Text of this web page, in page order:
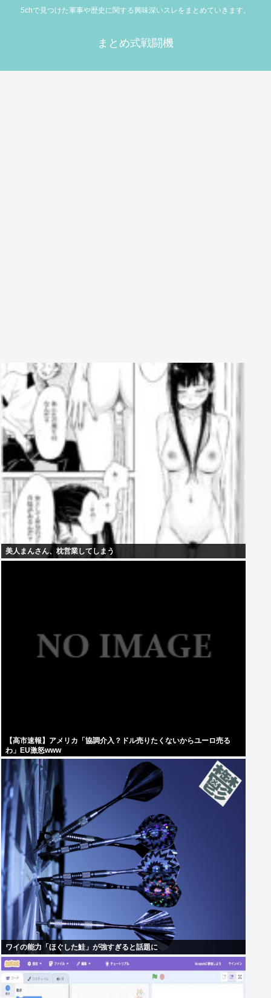
5chで見つけた軍事や歴史に関する興味深いスレをまとめていきます。
まとめ式戦闘機
美人まんさん、枕営業してしまう
【高市速報】アメリカ「協調介入？ドル売りたくないからユーロ売る
わ」EU激怒www
ワイの能力「ほぐした鮭」が強すぎると話題に